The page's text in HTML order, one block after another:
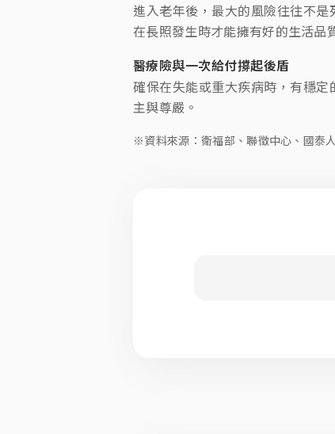
進入老年後，最大的風險往往不
在長照發生時才能擁有好的生活品
醫療險與一次給付撐起後盾
確保在失能或重大疾病時，有穩
主與尊嚴。
※資料來源：衛福部、聯徵中心、國泰